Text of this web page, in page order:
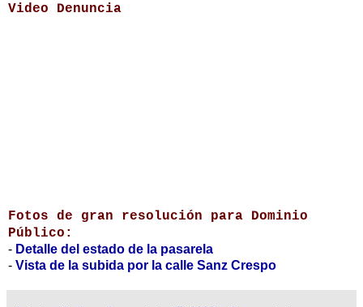
Video Denuncia
Fotos de gran resolución para Dominio
Público:
- Detalle del estado de la pasarela
- Vista de la subida por la calle Sanz Crespo